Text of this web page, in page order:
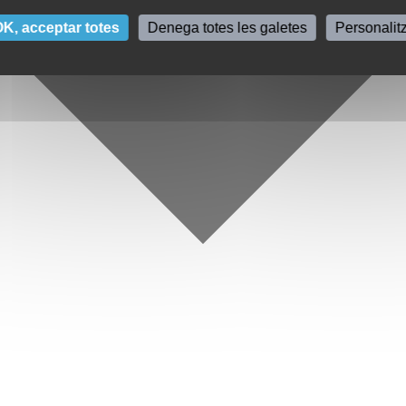
acceptar totes Denega totes les galetes